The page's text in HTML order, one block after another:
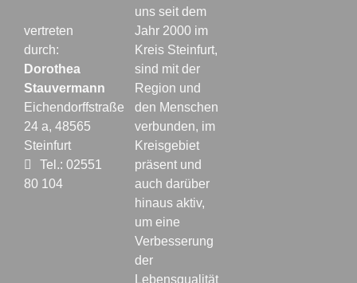
vertreten
durch:
Dorothea
Stauvermann
Eichendorffstraße
24 a, 48565
Steinfurt
Tel.: 02551
80 104
uns seit dem
Jahr 2000 im
Kreis Steinfurt,
sind mit der
Region und
den Menschen
verbunden, im
Kreisgebiet
präsent und
auch darüber
hinaus aktiv,
um eine
Verbesserung
der
Lebensqualität